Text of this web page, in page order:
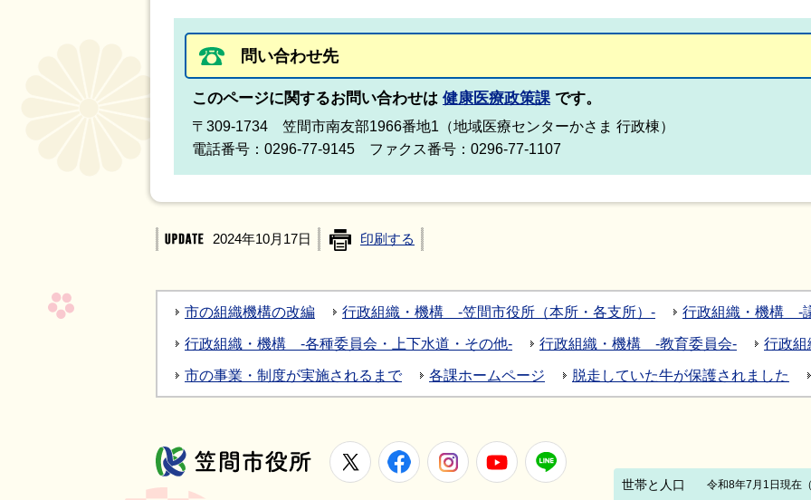
問い合わせ先
このページに関するお問い合わせは 健康医療政策課 です。
〒309-1734 笠間市南友部1966番地1（地域医療センターかさま 行政棟）
電話番号：0296-77-9145 ファクス番号：0296-77-1107
2024年10月17日 印刷する
市の組織機構の改編 行政組織・機構 -笠間市役所（本所・各支所）- 行政組織・機構 -
行政組織・機構 -各種委員会・上下水道・その他- 行政組織・機構 -教育委員会- 行政
市の事業・制度が実施されるまで 各課ホームページ 脱走していた牛が保護されました
笠間市役所
X FacebookInstagramYoutube